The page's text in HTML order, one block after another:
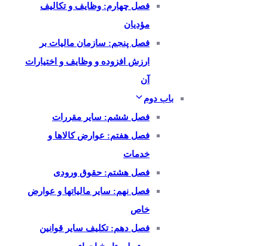
فصل چهارم: وظایف و تکالیف
مؤدیان
فصل پنجم: سازمان مالیات بر
ارزش افزوده و وظایف و اختیارات
آن
باب دوم
فصل ششم: سایر مقررات
فصل هفتم: عوارض کالاها و
خدمات
فصل هشتم: حقوق ورودی
فصل نهم: سایر مالیاتها و عوارض
خاص
فصل دهم: تکلیف سایر قوانین